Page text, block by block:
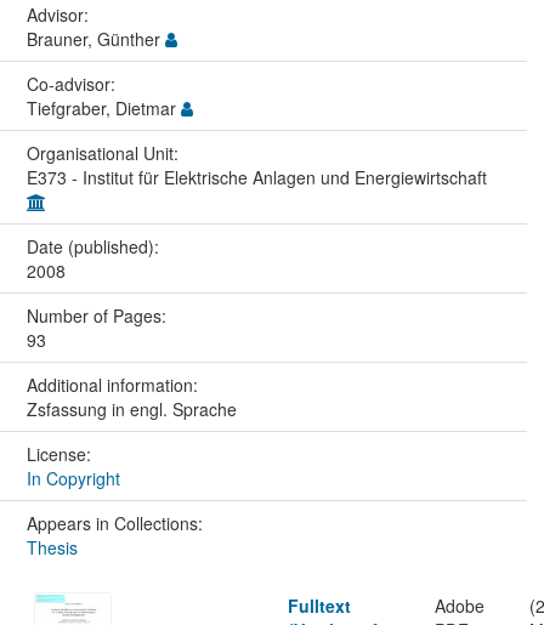
Advisor:
Brauner, Günther
Co-advisor:
Tiefgraber, Dietmar
Organisational Unit:
E373 - Institut für Elektrische Anlagen und Energiewirtschaft
Date (published):
2008
Number of Pages:
93
Additional information:
Zsfassung in engl. Sprache
License:
In Copyright
Appears in Collections:
Thesis
Fulltext
Adobe